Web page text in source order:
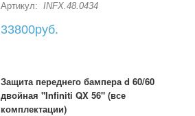
Артикул: INFX.48.0434
33800руб.
Защита переднего бампера d 60/60
двойная "Infiniti QX 56" (все
комплектации)